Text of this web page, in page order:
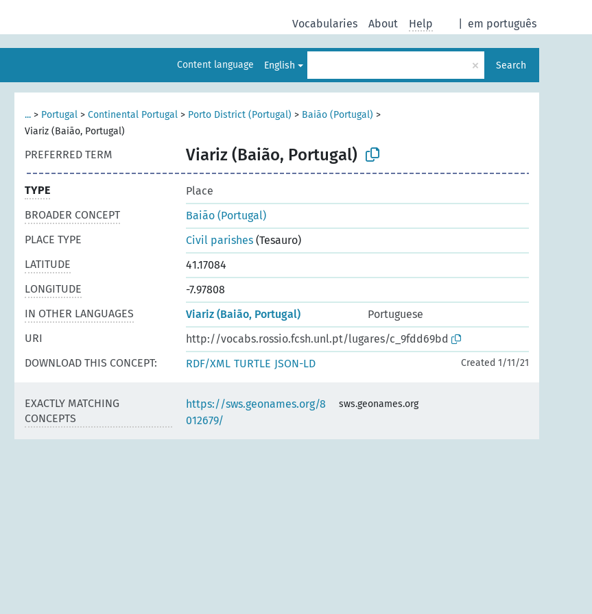
em português
Vocabularies About Help
Content language English × Search
... > Portugal > Continental Portugal > Porto District (Portugal) > Baião (Portugal) >
Viariz (Baião, Portugal)
PREFERRED TERM Viariz (Baião, Portugal)
TYPE
Place
BROADER CONCEPT
Baião (Portugal)
PLACE TYPE
Civil parishes (Tesauro)
LATITUDE
41.17084
LONGITUDE
-7.97808
IN OTHER LANGUAGES
Viariz (Baião, Portugal)
Portuguese
URI
http://vocabs.rossio.fcsh.unl.pt/lugares/c_9fdd69bd
DOWNLOAD THIS CONCEPT:
RDF/XML TURTLE JSON-LD Created 1/11/21
EXACTLY MATCHING
CONCEPTS
https://sws.geonames.org/8
012679/
sws.geonames.org